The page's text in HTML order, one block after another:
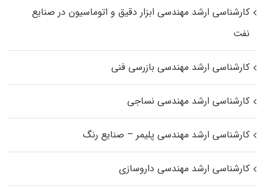
کارشناسی ارشد مهندسی ابزار دقیق و اتوماسیون در صنایع
نفت
کارشناسی ارشد مهندسی بازرسی فنی
کارشناسی ارشد مهندسی نساجی
کارشناسی ارشد مهندسی پلیمر – صنایع رنگ
کارشناسی ارشد مهندسی داروسازی